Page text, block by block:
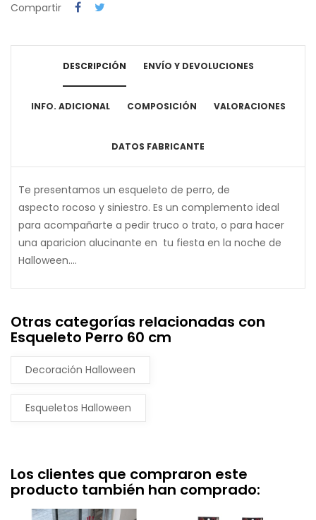
Compartir
DESCRIPCIÓN ENVÍO Y DEVOLUCIONES
INFO. ADICIONAL COMPOSICIÓN VALORACIONES
DATOS FABRICANTE
Te presentamos un esqueleto de perro, de
aspecto rocoso y siniestro. Es un complemento ideal
para acompañarte a pedir truco o trato, o para hacer
una aparicion alucinante en tu fiesta en la noche de
Halloween....
Otras categorías relacionadas con
Esqueleto Perro 60 cm
Decoración Halloween
Esqueletos Halloween
Los clientes que compraron este
producto también han comprado: